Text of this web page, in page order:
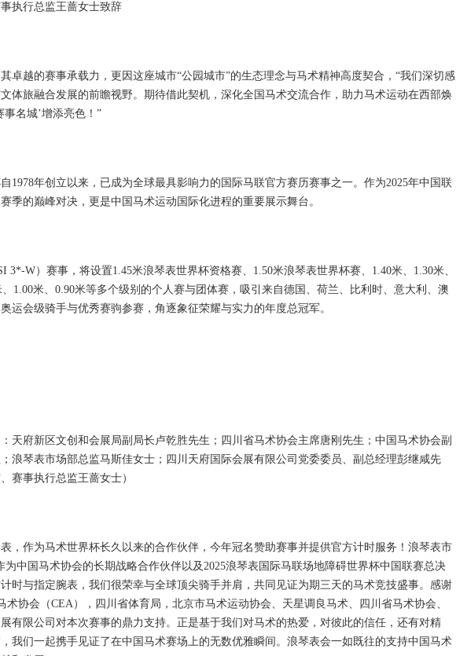
执行总监王蔷女士致辞
卓越的赛事承载力，更因这座城市“公园城市”的生态理念与马术精神高度契合，“我们深切感
体旅融合发展的前瞻视野。期待借此契机，深化全国马术交流合作，助力马术运动在西部焕
名城’增添亮色！”
1978年创立以来，已成为全球最具影响力的国际马联官方赛历赛事之一。作为2025年中国联
季的巅峰对决，更是中国马术运动国际化进程的重要展示舞台。
3*-W）赛事，将设置1.45米浪琴表世界杯资格赛、1.50米浪琴表世界杯赛、1.40米、1.30米、
1.00米、0.90米等多个级别的个人赛与团体赛，吸引来自德国、荷兰、比利时、意大利、澳
运会级骑手与优秀赛驹参赛，角逐象征荣耀与实力的年度总冠军。
天府新区文创和会展局副局长卢乾胜先生；四川省马术协会主席唐刚先生；中国马术协会副
浪琴表市场部总监马斯佳女士；四川天府国际会展有限公司党委委员、副总经理彭继咸先
赛事执行总监王蔷女士）
，作为马术世界杯长久以来的合作伙伴，今年冠名赞助赛事并提供官方计时服务！浪琴表市
为中国马术协会的长期战略合作伙伴以及2025浪琴表国际马联场地障碍世界杯中国联赛总决
时与指定腕表，我们很荣幸与全球顶尖骑手并肩，共同见证为期三天的马术竞技盛事。感谢
术协会（CEA），四川省体育局，北京市马术运动协会、天星调良马术、四川省马术协会、
有限公司对本次赛事的鼎力支持。正是基于我们对马术的热爱，对彼此的信任，还有对精
我们一起携手见证了在中国马术赛场上的无数优雅瞬间。浪琴表会一如既往的支持中国马术